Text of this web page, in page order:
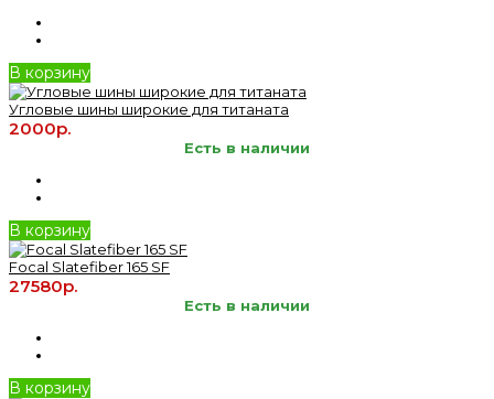
В корзину
Угловые шины широкие для титаната
2000р.
Есть в наличии
В корзину
Focal Slatefiber 165 SF
27580р.
Есть в наличии
В корзину